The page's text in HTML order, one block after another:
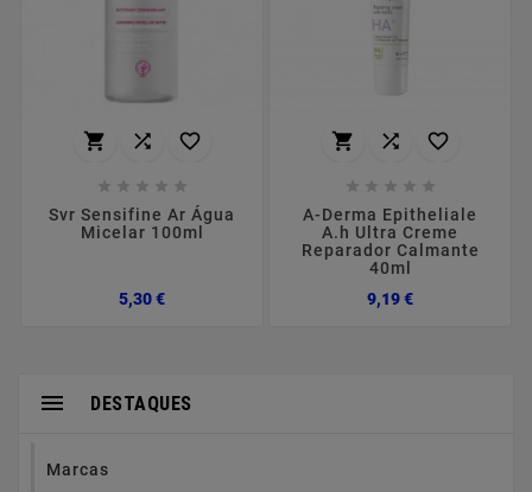
  
    
Svr Sensifine Ar Água
Micelar 100ml
5,30 €Preço
  
    
A-Derma Epitheliale
A.h Ultra Creme
Reparador Calmante
40ml
9,19 €Preço
DESTAQUES

Marcas